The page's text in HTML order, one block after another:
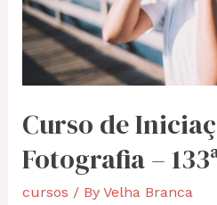
Curso de
Fotografia –
cursos / By Velha Branca